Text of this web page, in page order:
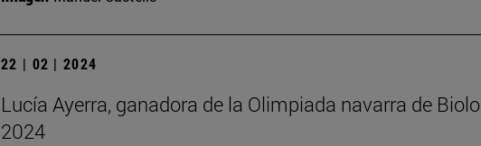
22 | 02 | 2024
Lucía Ayerra, ganadora de la Olimpiada navarra de
2024